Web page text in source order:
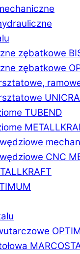
zębatkowe
zębatkowe
TUBEND
CNC